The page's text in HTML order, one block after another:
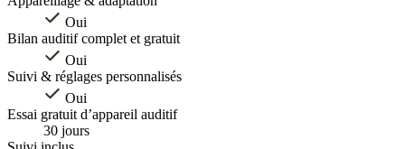
Oui
Bilan auditif complet et gratuit
Oui
Suivi & réglages personnalisés
Oui
Essai gratuit d’appareil auditif
30 jours